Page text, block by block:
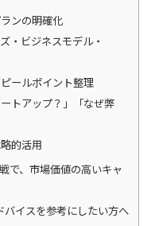
ンの明確化
・ビジネスモデル・
ールポイント整理
トアップ？」「なぜ弊
的活用
で、市場価値の高いキャ
イスを参考にしたい方へ